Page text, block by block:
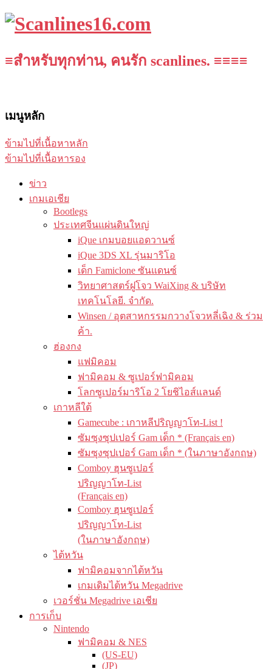
≡สำหรับทุกท่าน, คนรัก scanlines. ≡≡≡≡
เมนูหลัก
ข้ามไปที่เนื้อหาหลัก
ข้ามไปที่เนื้อหารอง
ข่าว
เกมเอเชีย
Bootlegs
ประเทศจีนแผ่นดินใหญ่
iQue เกมบอยแอดวานซ์
iQue 3DS XL รุ่นมาริโอ
เด็ก Famiclone ซันแดนซ์
วิทยาศาสตร์ฝูโจว WaiXing & บริษัท
เทคโนโลยี. จำกัด.
Winsen / อุตสาหกรรมกวางโจวหลี่เฉิง & ร่วม
ค้า.
ฮ่องกง
แฟมิคอม
ฟามิคอม & ซูเปอร์ฟามิคอม
โลกซูเปอร์มาริโอ 2 โยชิไอส์แลนด์
เกาหลีใต้
Gamecube : เกาหลีปริญญาโท-List !
ซัมซุงซุปเปอร์ Gam เด็ก * (Français en)
ซัมซุงซุปเปอร์ Gam เด็ก * (ในภาษาอังกฤษ)
Comboy ฮุนซูเปอร์
ปริญญาโท-List
(Français en)
Comboy ฮุนซูเปอร์
ปริญญาโท-List
(ในภาษาอังกฤษ)
ไต้หวัน
ฟามิคอมจากไต้หวัน
เกมเดิมไต้หวัน Megadrive
เวอร์ชั่น Megadrive เอเชีย
การเก็บ
Nintendo
ฟามิคอม & NES
(US-EU)
(JP)